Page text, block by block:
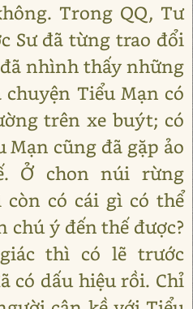
Trong QQ, Tư
Sư đã từng trao đổi
nhình thấy những
Tiểu Mạn có
trên xe buýt; có
Mạn cũng đã gặp ảo
Ở chon núi rừng
có cái gì có thể
chú ý đến thế được?
thì có lẽ trước
có dấu hiệu rồi. Chỉ